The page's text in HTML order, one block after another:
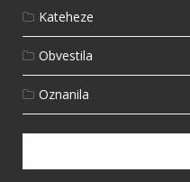
Kateheze
Obvestila
Oznanila